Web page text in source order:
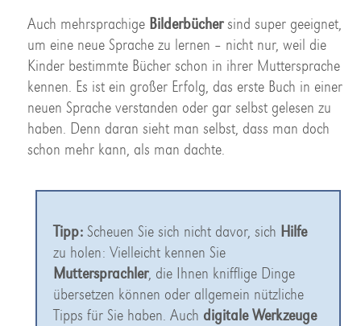
Auch mehrsprachige Bilderbüchersind super geeignet,
um eine neue Sprache zu lernen – nicht nur, weil die
Kinder bestimmte Bücher schon in ihrer Muttersprache
kennen. Es ist ein großer Erfolg, das erste Buch in einer
neuen Sprache verstanden oder gar selbst gelesen zu
haben. Denn daran sieht man selbst, dass man doch
schon mehr kann, als man dachte.
Tipp:Scheuen Sie sich nicht davor, sich Hilfe
zu holen: Vielleicht kennen Sie
Muttersprachler, die Ihnen knifflige Dinge
übersetzen können oder allgemein nützliche
Tipps für Sie haben. Auch digitale Werkzeuge